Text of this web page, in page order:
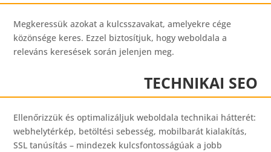
Megkeressük azokat a kulcsszavakat, amelyekre cége
közönsége keres. Ezzel biztosítjuk, hogy weboldala a
releváns keresések során jelenjen meg.
TECHNIKAI SEO
Ellenőrizzük és optimalizáljuk weboldala technikai hátterét:
webhelytérkép, betöltési sebesség, mobilbarát kialakítás,
SSL tanúsítás – mindezek kulcsfontosságúak a jobb